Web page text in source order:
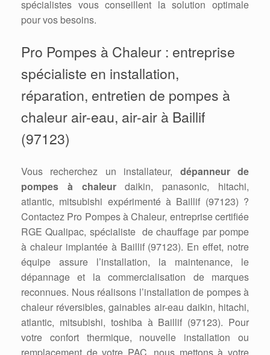
spécialistes vous conseillent la solution optimale
pour vos besoins.
Pro Pompes à Chaleur : entreprise
spécialiste en installation,
réparation, entretien de pompes à
chaleur air-eau, air-air à Baillif
(97123)
Vous recherchez un installateur, dépanneur de
pompes à chaleurdaikin, panasonic, hitachi,
atlantic, mitsubishi expérimenté à Baillif (97123) ?
Contactez Pro Pompes à Chaleur, entreprise certifiée
RGE Qualipac, spécialiste de chauffage par pompe
à chaleur implantée à Baillif (97123). En effet, notre
équipe assure l’installation, la maintenance, le
dépannage et la commercialisation de marques
reconnues. Nous réalisons l’installation de pompes à
chaleur réversibles, gainables air-eau daikin, hitachi,
atlantic, mitsubishi, toshiba à Baillif (97123). Pour
votre confort thermique, nouvelle installation ou